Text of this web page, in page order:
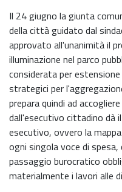
Il 24 giugno la giunta
della città guidato dal
approvato all'unanimità il
illuminazione nel parco
considerata per
strategici per
prepara quindi ad
dall'esecutivo cittadino dà
esecutivo, ovvero la
ogni singola voce di
passaggio burocratico
materialmente i lavori alle